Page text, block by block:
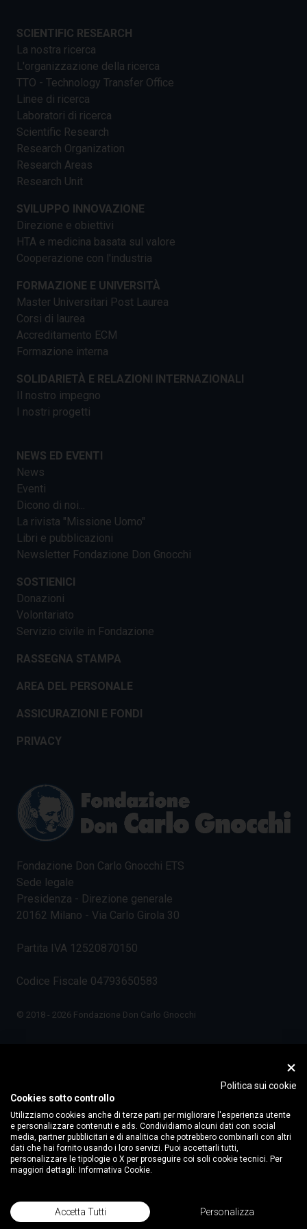
SCIENTIFIC RESEARCH
La nostra ricerca
L'organizzazione della ricerca
TTO - Technology Transfer Office
Linee di ricerca
Laboratori di ricerca
Scientific Research
Research Organization
Research Areas
Research Unit
SVILUPPO INNOVAZIONE
Direzione e obiettivi
HTA e medicina basata sul valore
Cooperazione con l'industria
FORMAZIONE E UNIVERSITÀ
Master Universitari Post Laurea
Corsi di laurea
Accreditamento ECM
Formazione interna
SOLIDARIETÀ E RELAZIONI INTERNAZIONALI
Il nostro impegno
I nostri progetti
NEWS ED EVENTI
News
Eventi
Dicono di noi...
La rivista "Missione Uomo"
Libri e pubblicazioni
Newsletter Fondazione Don Gnocchi
SOSTIENICI
Donazioni
Volontariato
Servizio civile in Fondazione
RASSEGNA STAMPA
AREA DEL PERSONALE
ASSICURAZIONI E FONDI
PRIVACY
Fondazione Don Carlo Gnocchi ETS
Sede legale
Presidenza - Direzione generale
20162 Milano - Via Carlo Girola 30
Partita IVA 12520870150
Codice Fiscale 04793650583
© 2018 - 2026 Fondazione Don Carlo Gnocchi
Politica sui cookie
Cookies sotto controllo
Utilizziamo cookies anche di terze parti per migliorare l'esperienza utente
e personalizzare contenuti e ads. Condividiamo alcuni dati con social
media, partner pubblicitari e di analitica che potrebbero combinarli con altri
dati che hai fornito usando i loro servizi. Puoi accettarli tutti,
personalizzare le tipologie o X per proseguire coi soli cookie tecnici. Per
maggiori dettagli: Informativa Cookie.
Accetta Tutti Personalizza